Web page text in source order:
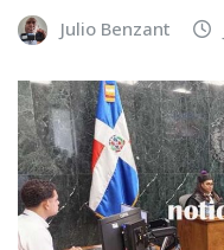
Julio Benzant